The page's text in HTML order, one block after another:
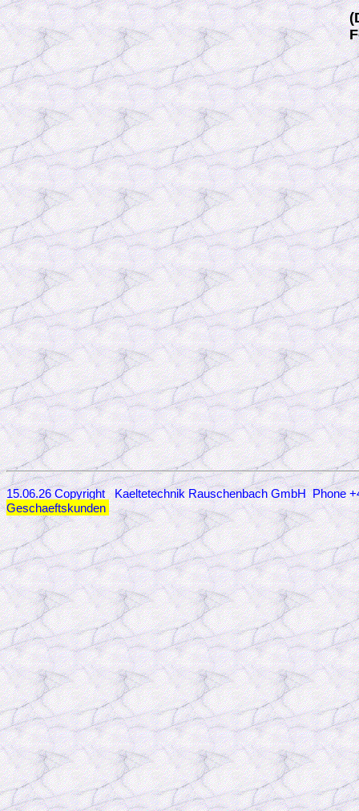
15.06.26 Copyright Kaeltetechnik Rauschenbach GmbHPhone
Geschaeftskunden